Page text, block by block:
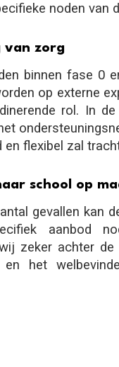
noden van
van zorg
binnen fase 0
op externe
rol. In
flexibel zal
school op
gevallen kan
aanbod
zeker achter de
en het